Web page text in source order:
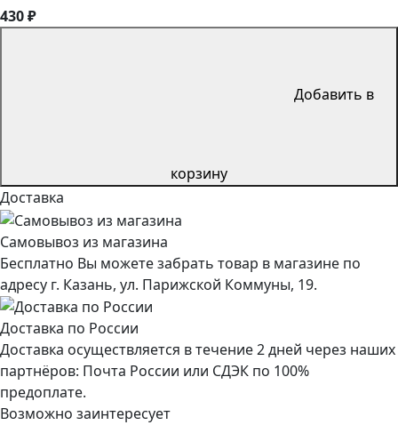
430 ₽
Добавить в
корзину
Доставка
Самовывоз из магазина
Бесплатно Вы можете забрать товар в магазине по
адресу г. Казань, ул. Парижской Коммуны, 19.
Доставка по России
Доставка осуществляется в течение 2 дней через наших
партнёров: Почта России или СДЭК по 100%
предоплате.
Возможно заинтересует